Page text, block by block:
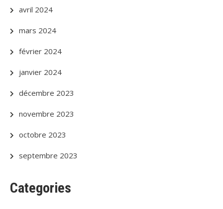
avril 2024
mars 2024
février 2024
janvier 2024
décembre 2023
novembre 2023
octobre 2023
septembre 2023
Categories